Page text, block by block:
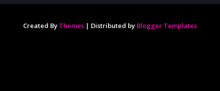
Created By Themes | Distributed by Blogger Templates